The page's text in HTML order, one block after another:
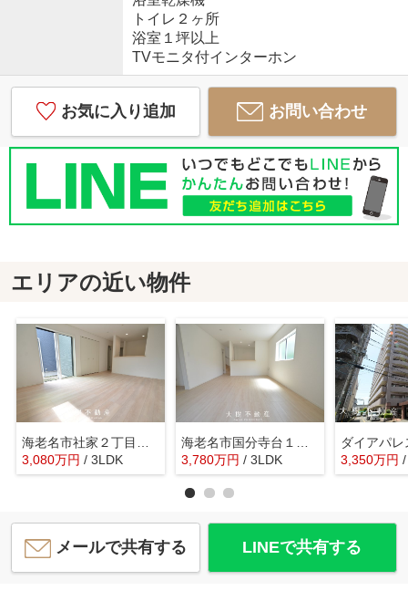
トイレ２ヶ所
浴室１坪以上
TVモニタ付インターホン
お気に入り追加 お問い合わせ
エリアの近い物件
3,080万円 / 3LDK
3,780万円 / 3LDK 3,350万円
メールで共有する LINEで共有する